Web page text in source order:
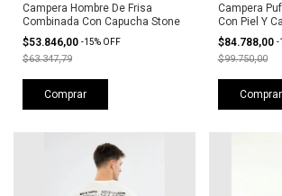
Campera Hombre De Frisa
Combinada Con Capucha Stone
$53.846,00 -15% OFF
$63.347,79
Comprar
Campera
Con Piel Y
Desmontable
$84.788,00 -
$99.750,00
Comprar